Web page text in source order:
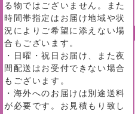
る物ではございません。また
時間帯指定はお届け地域や状
況によりご希望に添えない場
合もございます。
・日曜・祝日お届け、また夜
間配送はお受付できない場合
もございます。
・海外へのお届けは別途送料
が必要です。お見積もり致し